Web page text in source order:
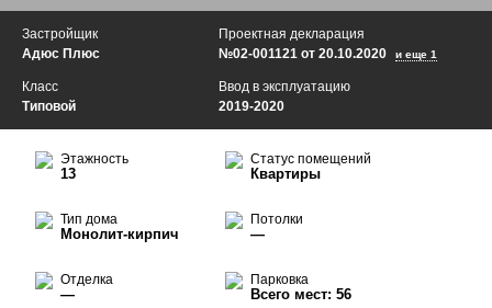
Застройщик
Адюс Плюс
Проектная декларация
№02-001121 от 20.10.2020
и еще 1
Ввод в эксплуатацию
2019-2020
Класс
Типовой
Этажность
13
Статус помещений
Квартиры
Тип дома
Монолит-кирпич
Потолки
—
Отделка
—
Парковка
Всего мест: 56